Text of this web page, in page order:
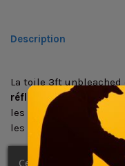
Description
La toile 3ft
réflexions de lumière
les
reflets naturels
les toiles colorées de
Compatible avec le
Ce site Web utilise ses